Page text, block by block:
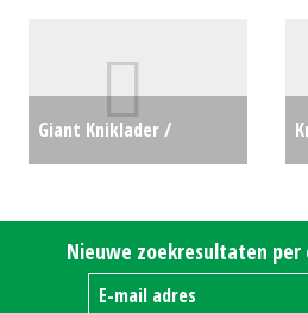
Giant Kniklader /
(LH) #28170
€0
Nieuwe zoekresultaten